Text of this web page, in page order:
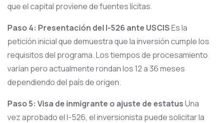
que el capital proviene de fuentes lícitas.
Paso 4: Presentación del I-526 ante USCISEs la
petición inicial que demuestra que la inversión cumple los
requisitos del programa. Los tiempos de procesamiento
varían pero actualmente rondan los 12 a 36 meses
dependiendo del país de origen.
Paso 5: Visa de inmigrante o ajuste de estatusUna
vez aprobado el I-526, el inversionista puede solicitar la